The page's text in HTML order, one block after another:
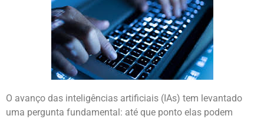
O avanço das inteligências artificiais (IAs) tem levantado
uma pergunta fundamental: até que ponto elas podem